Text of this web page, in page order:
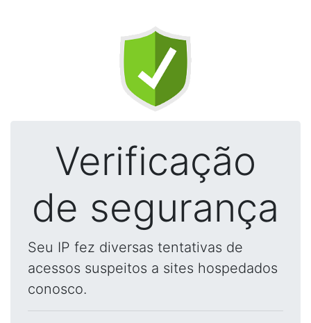
Verificação
de segurança
Seu IP fez diversas tentativas de
acessos suspeitos a sites hospedados
conosco.